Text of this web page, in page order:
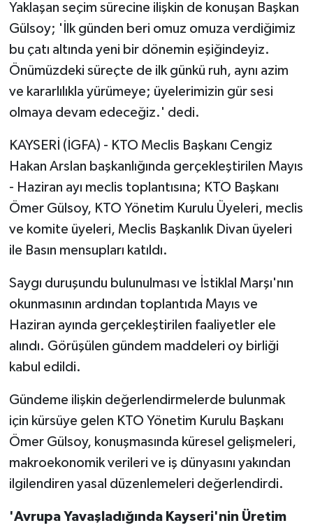
Yaklaşan seçim sürecine ilişkin de konuşan Başkan
Gülsoy; 'İlk günden beri omuz omuza verdiğimiz
bu çatı altında yeni bir dönemin eşiğindeyiz.
Önümüzdeki süreçte de ilk günkü ruh, aynı azim
ve kararlılıkla yürümeye; üyelerimizin gür sesi
olmaya devam edeceğiz.' dedi.
KAYSERİ (İGFA) - KTO Meclis Başkanı Cengiz
Hakan Arslan başkanlığında gerçekleştirilen Mayıs
- Haziran ayı meclis toplantısına; KTO Başkanı
Ömer Gülsoy, KTO Yönetim Kurulu Üyeleri, meclis
ve komite üyeleri, Meclis Başkanlık Divan üyeleri
ile Basın mensupları katıldı.
Saygı duruşundu bulunulması ve İstiklal Marşı'nın
okunmasının ardından toplantıda Mayıs ve
Haziran ayında gerçekleştirilen faaliyetler ele
alındı. Görüşülen gündem maddeleri oy birliği
kabul edildi.
Gündeme ilişkin değerlendirmelerde bulunmak
için kürsüye gelen KTO Yönetim Kurulu Başkanı
Ömer Gülsoy, konuşmasında küresel gelişmeleri,
makroekonomik verileri ve iş dünyasını yakından
ilgilendiren yasal düzenlemeleri değerlendirdi.
'Avrupa Yavaşladığında Kayseri'nin Üretim